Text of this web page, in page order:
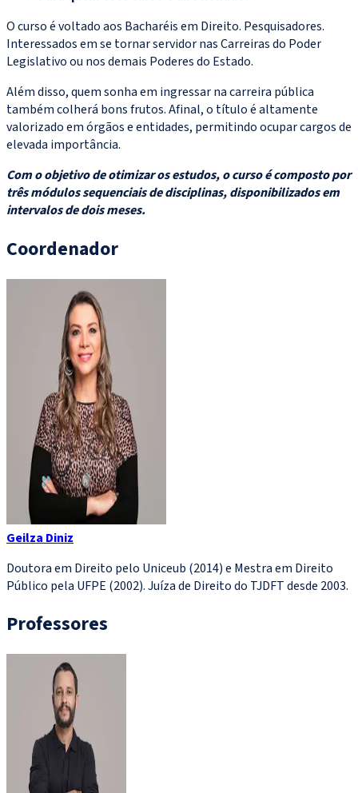
O curso é voltado aos Bacharéis em Direito. Pesquisadores.
Interessados em se tornar servidor nas Carreiras do Poder
Legislativo ou nos demais Poderes do Estado.
Além disso, quem sonha em ingressar na carreira pública
também colherá bons frutos. Afinal, o título é altamente
valorizado em órgãos e entidades, permitindo ocupar cargos de
elevada importância.
Com o objetivo de otimizar os estudos, o curso é composto por
três módulos sequenciais de disciplinas, disponibilizados em
intervalos de dois meses.
Coordenador
Geilza Diniz
Doutora em Direito pelo Uniceub (2014) e Mestra em Direito
Público pela UFPE (2002). Juíza de Direito do TJDFT desde 2003.
Professores